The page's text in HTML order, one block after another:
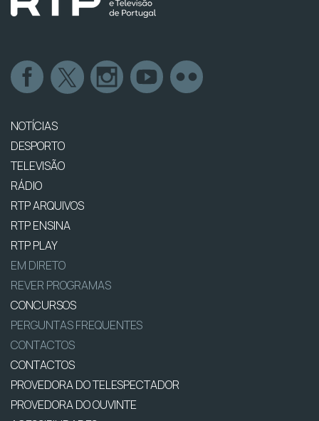
NOTÍCIAS
DESPORTO
TELEVISÃO
RÁDIO
RTP ARQUIVOS
RTP ENSINA
RTP PLAY
EM DIRETO
REVER PROGRAMAS
CONCURSOS
PERGUNTAS FREQUENTES
CONTACTOS
CONTACTOS
PROVEDORA DO TELESPECTADOR
PROVEDORA DO OUVINTE